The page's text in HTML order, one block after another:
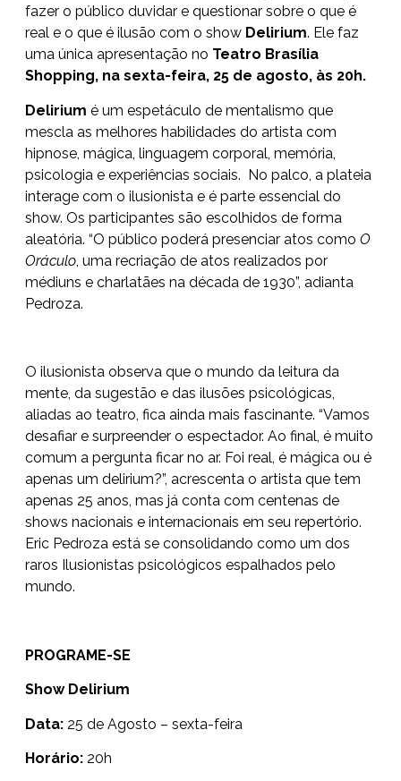
fazer o público duvidar e questionar sobre o que é
real e o que é ilusão com o show Delirium. Ele faz
uma única apresentação no Teatro Brasília
Shopping, na sexta-feira, 25 de agosto, às 20h.
Delirium é um espetáculo de mentalismo que
mescla as melhores habilidades do artista com
hipnose, mágica, linguagem corporal, memória,
psicologia e experiências sociais. No palco, a plateia
interage com o ilusionista e é parte essencial do
show. Os participantes são escolhidos de forma
aleatória. “O público poderá presenciar atos como O
Oráculo , uma recriação de atos realizados por
médiuns e charlatães na década de 1930”, adianta
Pedroza.
O ilusionista observa que o mundo da leitura da
mente, da sugestão e das ilusões psicológicas,
aliadas ao teatro, fica ainda mais fascinante. “Vamos
desafiar e surpreender o espectador. Ao final, é muito
comum a pergunta ficar no ar. Foi real, é mágica ou é
apenas um delirium?”, acrescenta o artista que tem
apenas 25 anos, mas já conta com centenas de
shows nacionais e internacionais em seu repertório.
Eric Pedroza está se consolidando como um dos
raros Ilusionistas psicológicos espalhados pelo
mundo.
PROGRAME-SE
Show Delirium
Data: 25 de Agosto – sexta-feira
Horário: 20h